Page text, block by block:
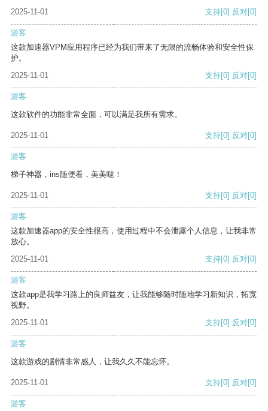
2025-11-01 支持[0] 反对[0]
游客
这款加速器VPM应用程序已经为我们带来了无限的流畅体验和安全性保
护。
2025-11-01
支持[0] 反对[0]
游客
这款软件的功能非常全面，可以满足我所有需求。
2025-11-01 支持[0] 反对[0]
游客
梯子神器，ins随便看，美美哒！
2025-11-01 支持[0] 反对[0]
游客
这款加速器app的安全性很高，使用过程中不会泄露个人信息，让我非常
放心。
2025-11-01
支持[0] 反对[0]
游客
这款app是我学习路上的良师益友，让我能够随时随地学习新知识，拓宽
视野。
2025-11-01
支持[0] 反对[0]
游客
这款游戏的剧情非常感人，让我久久不能忘怀。
2025-11-01 支持[0] 反对[0]
游客